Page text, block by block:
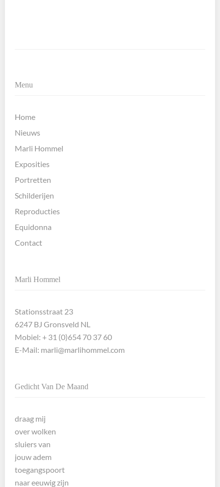
Menu
Home
Nieuws
Marli Hommel
Exposities
Portretten
Schilderijen
Reproducties
Equidonna
Contact
Marli Hommel
Stationsstraat 23
6247 BJ Gronsveld NL
Mobiel: + 31 (0)654 70 37 60
E-Mail: marli@marlihommel.com
Gedicht Van De Maand
draag mij
over wolken
sluiers van
jouw adem
toegangspoort
naar eeuwig zijn